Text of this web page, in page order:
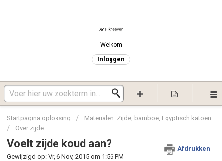
Welkom
Inloggen
Startpagina oplossing
Materialen: Zijde, bamboe, Egyptisch katoen
Over zijde
Voelt zijde koud aan?
Afdrukken
Gewijzigd op: Vr, 6 Nov, 2015 om 1:56 PM